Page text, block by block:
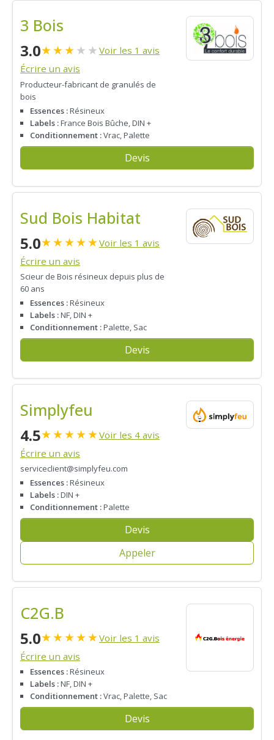
3 Bois
3.0★★★★ ★ Voir les 1 avis
Écrire un avis
Producteur-fabricant de granulés de
bois
Essences :Résineux
Labels :France Bois Bûche, DIN +
Conditionnement :Vrac, Palette
Devis
Sud Bois Habitat
5.0★★★★★Voir les 1 avis
Écrire un avis
Scieur de Bois résineux depuis plus de
60 ans
Essences :Résineux
Labels :NF, DIN +
Conditionnement :Palette, Sac
Devis
Simplyfeu
4.5★★★★★Voir les 4 avis
Écrire un avis
serviceclient@simplyfeu.com
Essences :Résineux
Labels :DIN +
Conditionnement :Palette
Devis
Appeler
C2G.B
5.0★★★★★Voir les 1 avis
Écrire un avis
Essences :Résineux
Labels :NF, DIN +
Conditionnement :Vrac, Palette, Sac
Devis